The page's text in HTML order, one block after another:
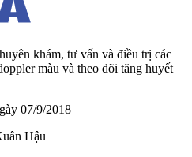
khám, tư vấn và điều trị các
màu và theo dõi tăng huyết
07/9/2018
Hậu